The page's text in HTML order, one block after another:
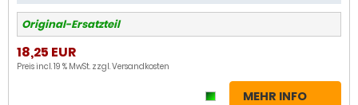
Original-Ersatzteil
18,25 EUR
Preis incl. 19 % MwSt. zzgl.Versandkosten
MEHR INFO